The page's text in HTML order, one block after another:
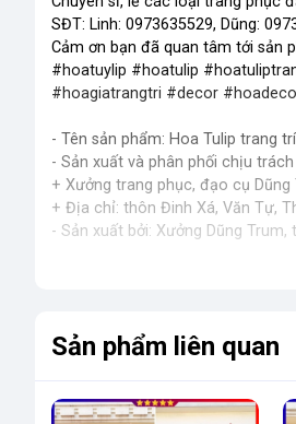
SĐT: Linh: 0973635529, Dũng:
Cảm ơn bạn đã quan tâm tới sản
#hoatuylip #hoatulip
#hoagiatrangtri #decor
- Tên sản phẩm: Hoa Tulip trang
- Sản xuất và phân phối chịu
+ Xưởng trang phục, đạo cụ Dũng
+ Địa chỉ: thôn Đinh Xá, Văn Tự,
- Sản xuất bởi: Xưởng Dũng
Sản phẩm liên quan